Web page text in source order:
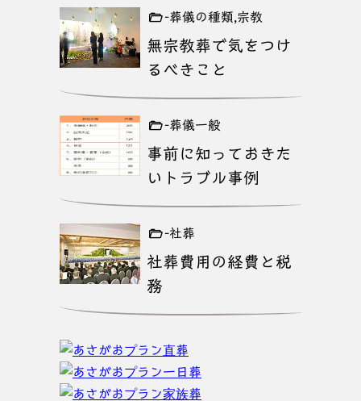
-葬儀の種類,宗教
無宗教葬で気をつけ
るべきこと
-葬儀一般
事前に知っておきた
いトラブル事例
-社葬
社葬費用の経費と税
務